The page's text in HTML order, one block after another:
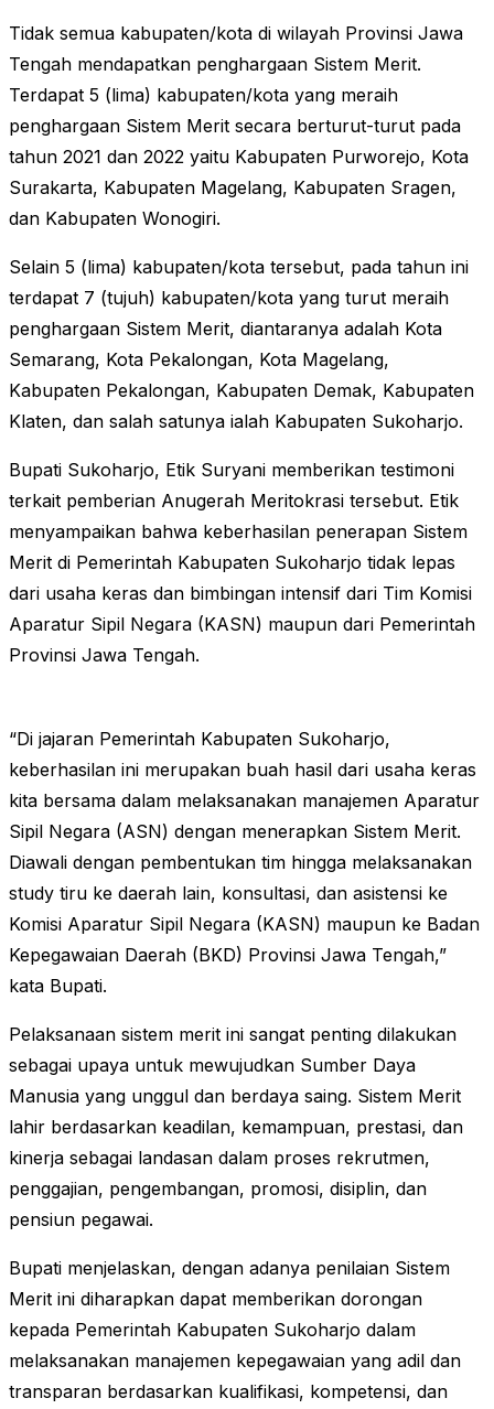
Tidak semua kabupaten/kota di wilayah Provinsi Jawa
Tengah mendapatkan penghargaan Sistem Merit.
Terdapat 5 (lima) kabupaten/kota yang meraih
penghargaan Sistem Merit secara berturut-turut pada
tahun 2021 dan 2022 yaitu Kabupaten Purworejo, Kota
Surakarta, Kabupaten Magelang, Kabupaten Sragen,
dan Kabupaten Wonogiri.
Selain 5 (lima) kabupaten/kota tersebut, pada tahun ini
terdapat 7 (tujuh) kabupaten/kota yang turut meraih
penghargaan Sistem Merit, diantaranya adalah Kota
Semarang, Kota Pekalongan, Kota Magelang,
Kabupaten Pekalongan, Kabupaten Demak, Kabupaten
Klaten, dan salah satunya ialah Kabupaten Sukoharjo.
Bupati Sukoharjo, Etik Suryani memberikan testimoni
terkait pemberian Anugerah Meritokrasi tersebut. Etik
menyampaikan bahwa keberhasilan penerapan Sistem
Merit di Pemerintah Kabupaten Sukoharjo tidak lepas
dari usaha keras dan bimbingan intensif dari Tim Komisi
Aparatur Sipil Negara (KASN) maupun dari Pemerintah
Provinsi Jawa Tengah.
“Di jajaran Pemerintah Kabupaten Sukoharjo,
keberhasilan ini merupakan buah hasil dari usaha keras
kita bersama dalam melaksanakan manajemen Aparatur
Sipil Negara (ASN) dengan menerapkan Sistem Merit.
Diawali dengan pembentukan tim hingga melaksanakan
study tiru ke daerah lain, konsultasi, dan asistensi ke
Komisi Aparatur Sipil Negara (KASN) maupun ke Badan
Kepegawaian Daerah (BKD) Provinsi Jawa Tengah,”
kata Bupati.
Pelaksanaan sistem merit ini sangat penting dilakukan
sebagai upaya untuk mewujudkan Sumber Daya
Manusia yang unggul dan berdaya saing. Sistem Merit
lahir berdasarkan keadilan, kemampuan, prestasi, dan
kinerja sebagai landasan dalam proses rekrutmen,
penggajian, pengembangan, promosi, disiplin, dan
pensiun pegawai.
Bupati menjelaskan, dengan adanya penilaian Sistem
Merit ini diharapkan dapat memberikan dorongan
kepada Pemerintah Kabupaten Sukoharjo dalam
melaksanakan manajemen kepegawaian yang adil dan
transparan berdasarkan kualifikasi, kompetensi, dan